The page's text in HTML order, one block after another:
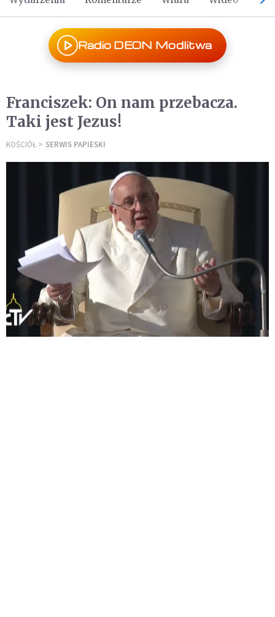
Radio DEON Modlitwa
Franciszek: On nam przebacza.
Taki jest Jezus!
KOŚCIÓŁ SERWIS PAPIESKI